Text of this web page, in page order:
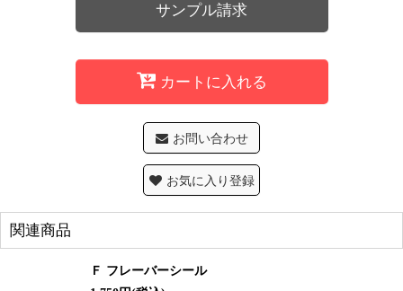
サンプル請求
カートに入れる
お問い合わせ
お気に入り登録
関連商品
Ｆ フレーバーシール